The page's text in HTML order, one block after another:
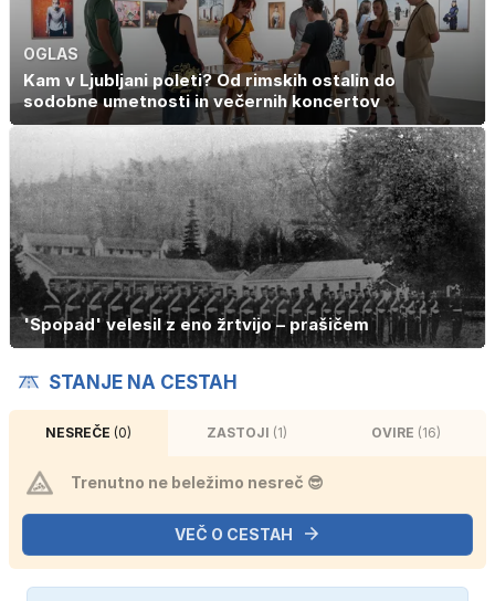
OGLAS
Kam v Ljubljani poleti? Od rimskih ostalin do
sodobne umetnosti in večernih koncertov
'Spopad' velesil z eno žrtvijo – prašičem
STANJE NA CESTAH
NESREČE (0) ZASTOJI (1) OVIRE (16)
Trenutno ne beležimo nesreč 😎
VEČ O CESTAH